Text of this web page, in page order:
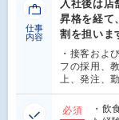
仕事
内容
入社後は店
昇格を経て
割を担いま
・接客およ
フの採用、
上、発注、
必須
・飲